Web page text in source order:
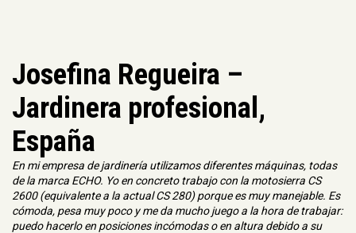
Josefina Regueira –
Jardinera profesional,
España
En mi empresa de jardinería utilizamos diferentes máquinas, todas
de la marca ECHO. Yo en concreto trabajo con la motosierra CS
2600 (equivalente a la actual CS 280) porque es muy manejable. Es
cómoda, pesa muy poco y me da mucho juego a la hora de trabajar:
puedo hacerlo en posiciones incómodas o en altura debido a su